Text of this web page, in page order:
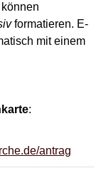
formatieren. E-
mit einem
:
antrag